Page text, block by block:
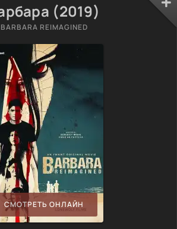
(2019)
BARBARA REIMAGINED
СМОТРЕТЬ ОНЛАЙН